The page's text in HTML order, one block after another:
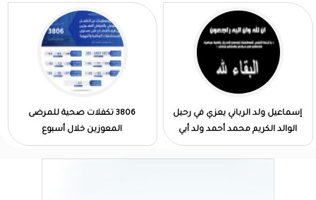
إسماعيل ولد الرباني يعزي في رحيل
الوالد الكريم محمد أحمد ولد أبي
3806 تكفلات صحية للمرضى
المعوزين خلال أسبوع